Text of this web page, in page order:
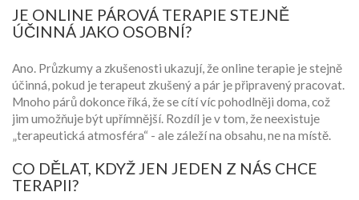
JE ONLINE PÁROVÁ TERAPIE STEJNĚ
ÚČINNÁ JAKO OSOBNÍ?
Ano. Průzkumy a zkušenosti ukazují, že online terapie je stejně
účinná, pokud je terapeut zkušený a pár je připravený pracovat.
Mnoho párů dokonce říká, že se cítí víc pohodlněji doma, což
jim umožňuje být upřímnější. Rozdíl je v tom, že neexistuje
„terapeutická atmosféra“ - ale záleží na obsahu, ne na místě.
CO DĚLAT, KDYŽ JEN JEDEN Z NÁS CHCE
TERAPII?